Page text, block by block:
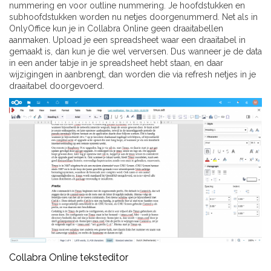
nummering en voor outline nummering. Je hoofdstukken en
subhoofdstukken worden nu netjes doorgenummerd. Net als in
OnlyOffice kun je in Collabra Online geen draaitabellen
aanmaken. Upload je een spreadsheet waar een draaitabel in
gemaakt is, dan kun je die wel verversen. Dus wanneer je de data
in een ander tabje in je spreadsheet hebt staan, en daar
wijzigingen in aanbrengt, dan worden die via refresh netjes in je
draaitabel doorgevoerd.
Collabra Online teksteditor